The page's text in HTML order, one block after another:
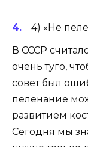
4) «Не
В СССР
очень туго,
совет был
пеленание
развитием
Сегодня мы